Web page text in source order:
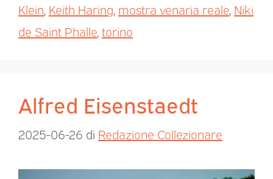
Klein Keith Haring mostra venaria reale Niki
de Saint Phalle torino
Alfred Eisenstaedt
2025-06-26 di Redazione Collezionare